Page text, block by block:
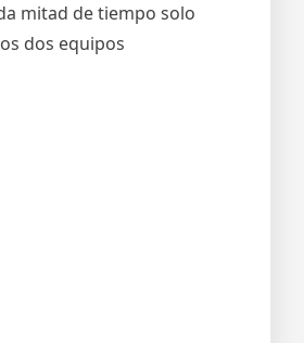
mitad de tiempo solo
dos equipos